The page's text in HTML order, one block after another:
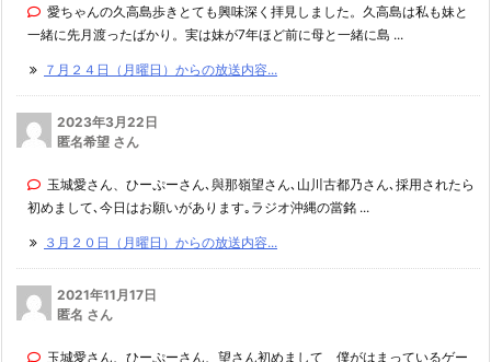
愛ちゃんの久高島歩きとても興味深く拝見しました。久高島は私も妹と
一緒に先月渡ったばかり。実は妹が7年ほど前に母と一緒に島 ...
７月２４日（月曜日）からの放送内容...
2023年3月22日
匿名希望 さん
玉城愛さん、ひーぷーさん､與那嶺望さん､山川古都乃さん､採用されたら
初めまして､今日はお願いがあります｡ラジオ沖縄の當銘 ...
３月２０日（月曜日）からの放送内容...
2021年11月17日
匿名 さん
玉城愛さん、ひーぷーさん、望さん初めまして 僕がはまっているゲー